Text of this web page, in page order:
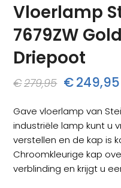
Vloerlamp
7679ZW
Driepoot
€279,95
was:
€279,95.
€249,95
Gave vloerlamp van
industriële lamp kunt u
verstellen en de kap is
Chroomkleurige kap
verblinding en krijgt u